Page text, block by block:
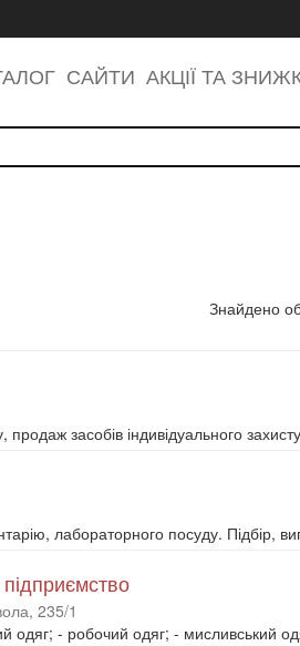
САЙТИ АКЦІЇ ТА
Знайдено
засобів індивідуального
лабораторного посуду. Підбір,
235/1
одяг; - робочий одяг; - мисливський